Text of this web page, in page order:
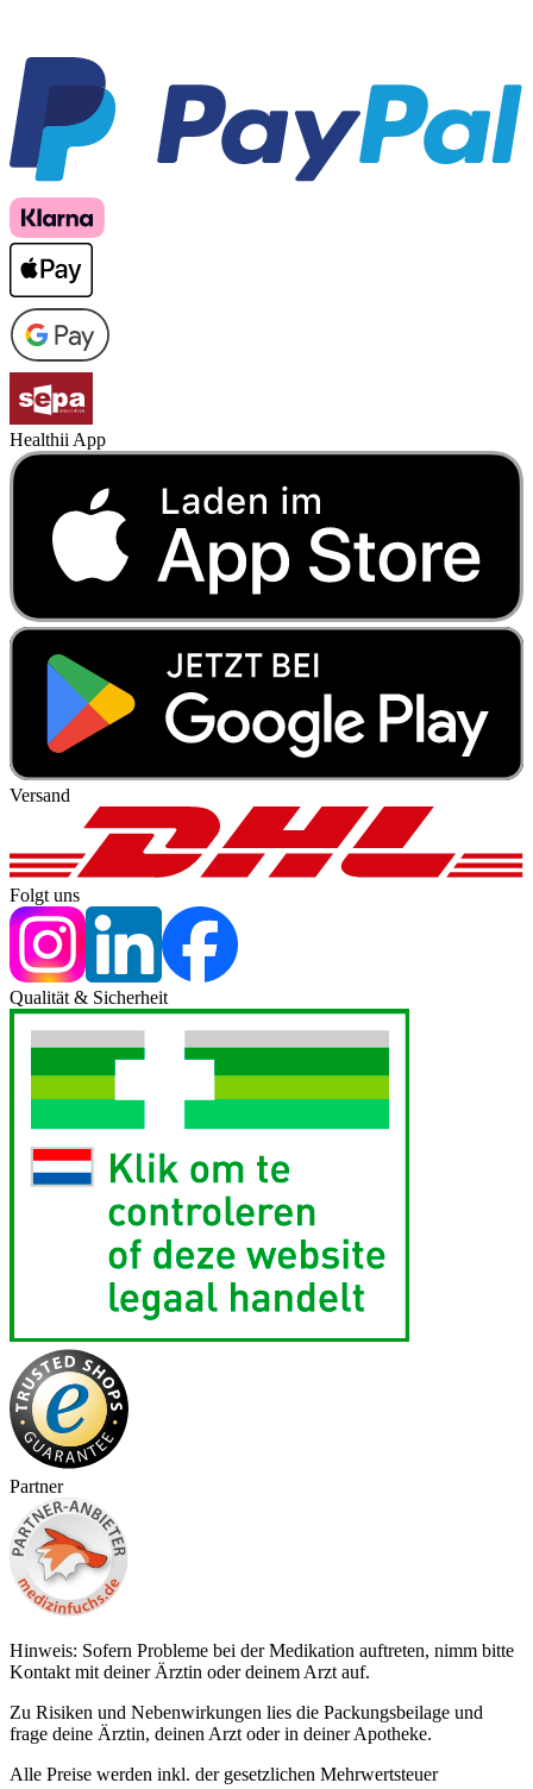
Healthii App
Versand
Folgt uns
Qualität & Sicherheit
Partner
Hinweis: Sofern Probleme bei der Medikation auftreten, nimm bitte
Kontakt mit deiner Ärztin oder deinem Arzt auf.
Zu Risiken und Nebenwirkungen lies die Packungsbeilage und
frage deine Ärztin, deinen Arzt oder in deiner Apotheke.
Alle Preise werden inkl. der gesetzlichen Mehrwertsteuer